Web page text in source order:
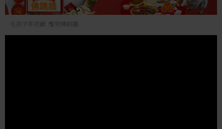
毛孩子年夜飯: 寵物佛跳牆